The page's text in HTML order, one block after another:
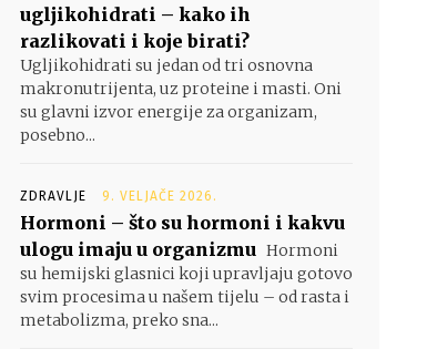
ugljikohidrati – kako ih
razlikovati i koje birati?
Ugljikohidrati su jedan od tri osnovna
makronutrijenta, uz proteine i masti. Oni
su glavni izvor energije za organizam,
posebno...
ZDRAVLJE 9. VELJAČE 2026.
Hormoni – što su hormoni i kakvu
ulogu imaju u organizmu Hormoni
su hemijski glasnici koji upravljaju gotovo
svim procesima u našem tijelu – od rasta i
metabolizma, preko sna...